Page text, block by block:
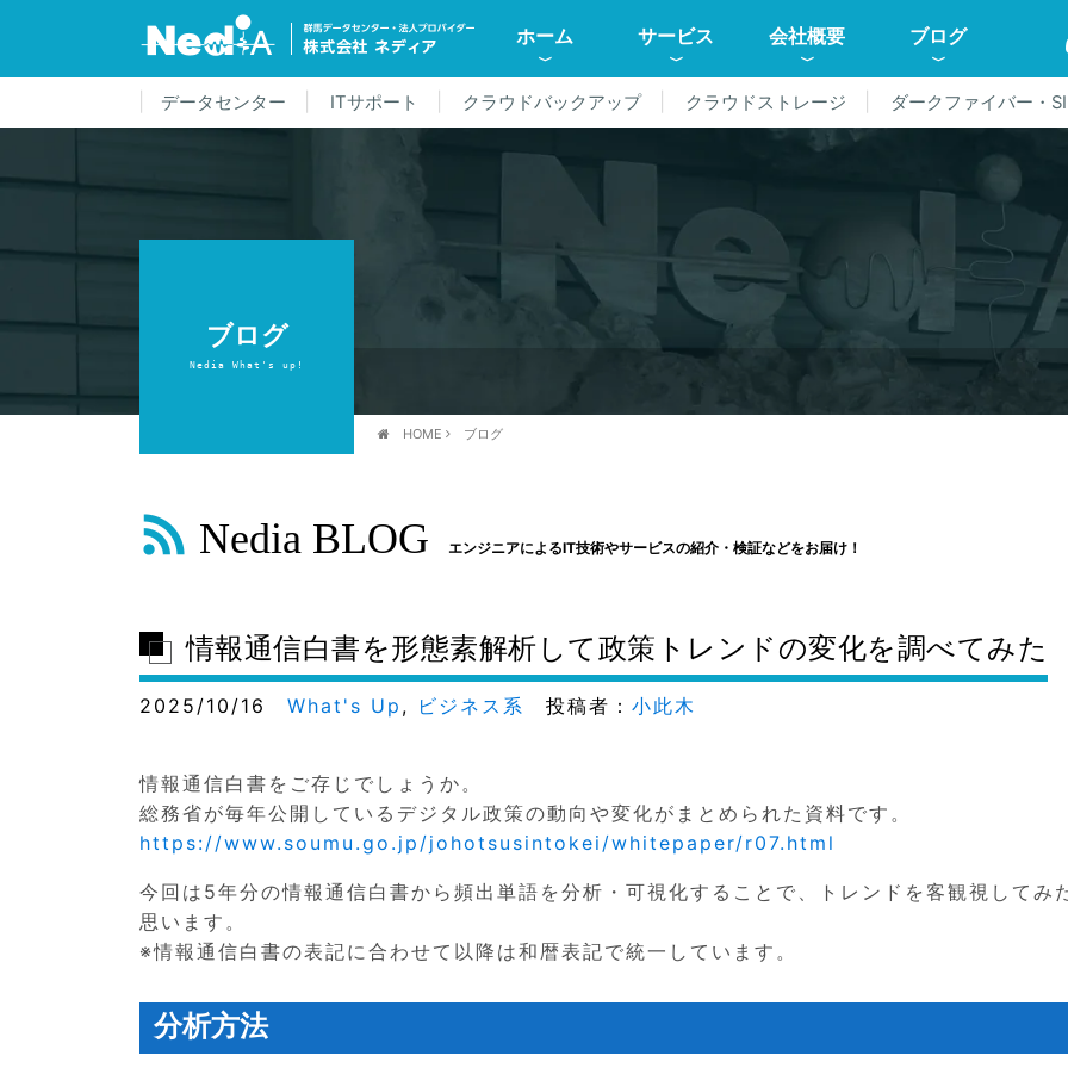
ホーム サービス 会社概要 ブログ
データセンター ITサポート クラウドバックアップ クラウドストレージ ダークファイバー・
ブログ
Nedia What's up!
HOME ブログ
Nedia BLOG エンジニアによるIT技術やサービスの紹介・検証などをお届け！
情報通信白書を形態素解析して政策トレンドの変化を調べてみた
2025/10/16 What's Up , ビジネス系 投稿者： 小此木
情報通信白書をご存じでしょうか。
総務省が毎年公開しているデジタル政策の動向や変化がまとめられた資料です。
https://www.soumu.go.jp/johotsusintokei/whitepaper/r07.html
今回は5年分の情報通信白書から頻出単語を分析・可視化することで、トレンドを客観視してみ
思います。
※情報通信白書の表記に合わせて以降は和暦表記で統一しています。
分析方法